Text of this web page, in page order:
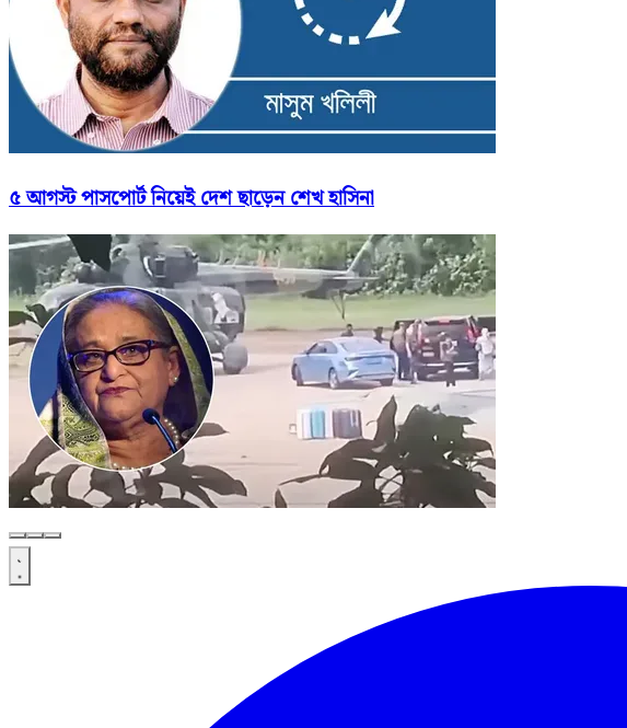
৫ আগস্ট পাসপোর্ট নিয়েই দেশ ছাড়েন শেখ হাসিনা